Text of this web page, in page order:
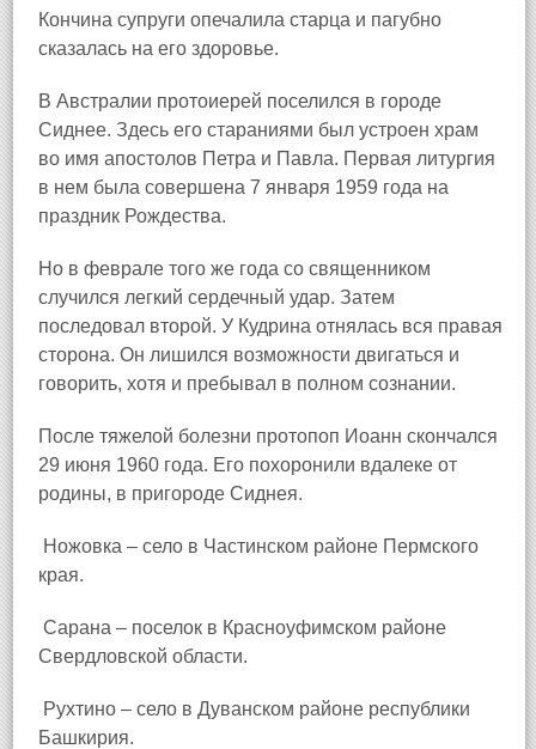
Кончина супруги опечалила старца и пагубно
сказалась на его здоровье.
В Австралии протоиерей поселился в городе
Сиднее. Здесь его стараниями был устроен храм
во имя апостолов Петра и Павла. Первая литургия
в нем была совершена 7 января 1959 года на
праздник Рождества.
Но в феврале того же года со священником
случился легкий сердечный удар. Затем
последовал второй. У Кудрина отнялась вся правая
сторона. Он лишился возможности двигаться и
говорить, хотя и пребывал в полном сознании.
После тяжелой болезни протопоп Иоанн скончался
29 июня 1960 года. Его похоронили вдалеке от
родины, в пригороде Сиднея.
Ножовка – село в Частинском районе Пермского
края.
Сарана – поселок в Красноуфимском районе
Свердловской области.
Рухтино – село в Дуванском районе республики
Башкирия.